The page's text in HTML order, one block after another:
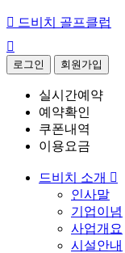
 드비치 골프클럽

로그인 회원가입
실시간예약
예약확인
쿠폰내역
이용요금
드비치 소개 
인사말
기업이념
사업개요
시설안내